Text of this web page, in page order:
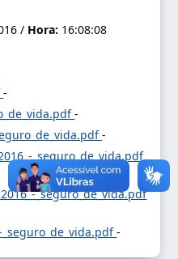
/ Hora: 16:08:08
-
-
-
_seguro_de_vida.pdf
_seguro_de_vida.pdf
_seguro_de_vida.pdf-